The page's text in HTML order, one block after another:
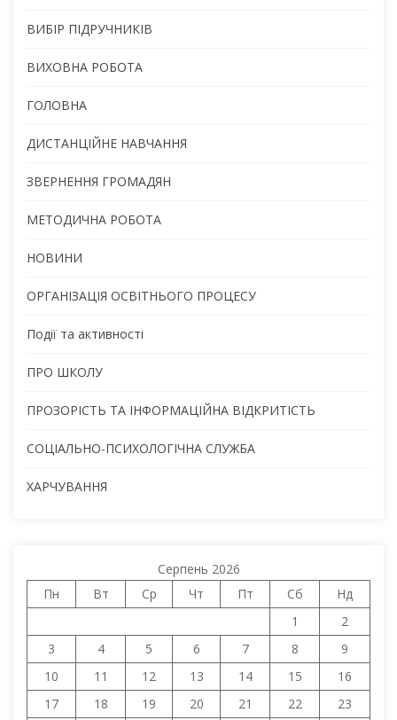
ВИБІР ПІДРУЧНИКІВ
ВИХОВНА РОБОТА
ГОЛОВНА
ДИСТАНЦІЙНЕ НАВЧАННЯ
ЗВЕРНЕННЯ ГРОМАДЯН
МЕТОДИЧНА РОБОТА
НОВИНИ
ОРГАНІЗАЦІЯ ОСВІТНЬОГО ПРОЦЕСУ
Події та активності
ПРО ШКОЛУ
ПРОЗОРІСТЬ ТА ІНФОРМАЦІЙНА ВІДКРИТІСТЬ
СОЦІАЛЬНО-ПСИХОЛОГІЧНА СЛУЖБА
ХАРЧУВАННЯ
Серпень 2026
Пн
Вт Ср Чт Пт Сб
Нд
1
2
3
4 5 6 7 8
9
10
11 12 13 14 15
16
17
18 19 20 21 22 23